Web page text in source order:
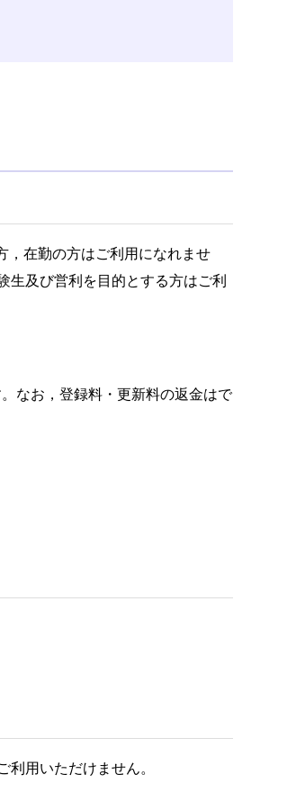
，在勤の方はご利用になれませ
生及び営利を目的とする方はご利
なお，登録料・更新料の返金はで
利用いただけません。